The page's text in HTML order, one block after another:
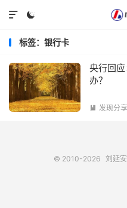


标签：银行卡
央行回
办？
 发现分享
© 2010-2026 刘延